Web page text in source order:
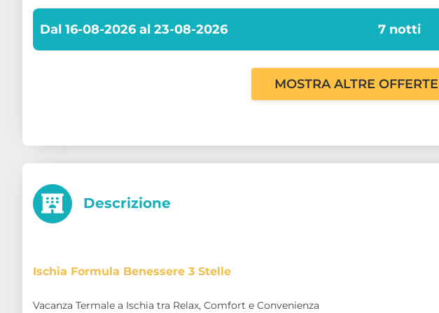
Dal 16-08-2026 al 23-08-2026 7 notti
MOSTRA ALTRE OFFERTE
Descrizione
Ischia Formula Benessere 3 Stelle
Vacanza Termale a Ischia tra Relax, Comfort e Convenienza